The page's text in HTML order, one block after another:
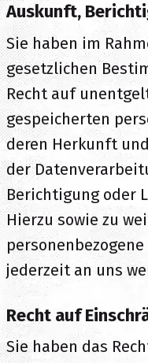
Auskunft,
Sie haben im
gesetzlichen
Recht auf
gespeicherten
deren Herkunft
der
Berichtigung oder
Hierzu sowie zu
jederzeit an uns
Recht auf
Sie haben das